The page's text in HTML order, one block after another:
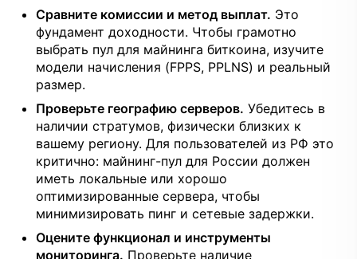
Сравните комиссии и метод выплат. Это
фундамент доходности. Чтобы грамотно
выбрать пул для майнинга биткоина, изучите
модели начисления (FPPS, PPLNS) и реальный
размер.
Проверьте географию серверов. Убедитесь в
наличии стратумов, физически близких к
вашему региону. Для пользователей из РФ это
критично: майнинг-пул для России должен
иметь локальные или хорошо
оптимизированные сервера, чтобы
минимизировать пинг и сетевые задержки.
Оцените функционал и инструменты
мониторинга. Проверьте наличие